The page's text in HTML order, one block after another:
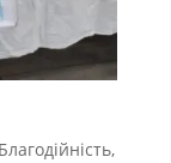
Благодійність,